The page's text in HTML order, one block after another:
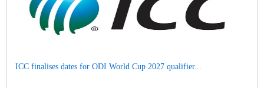
ICC finalises dates for ODI World Cup 2027 qualifier...